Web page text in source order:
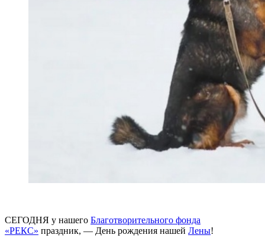
СЕГОДНЯ у нашего Благотворительного фонда
«РЕКС» праздник, — День рождения нашей Лены!